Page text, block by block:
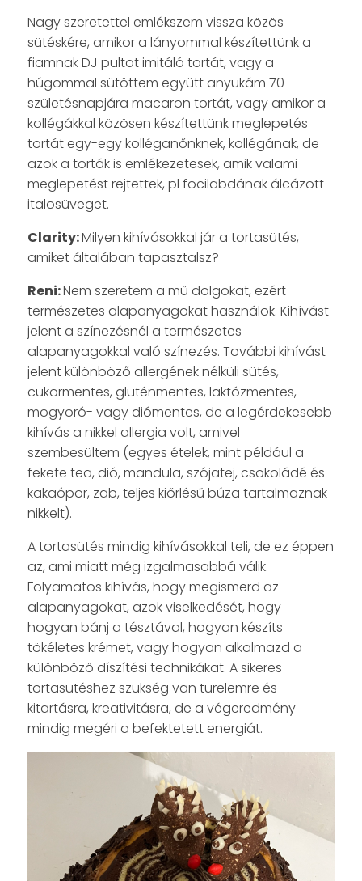
Nagy szeretettel emlékszem vissza közös
sütéskére, amikor a lányommal készítettünk a
fiamnak DJ pultot imitáló tortát, vagy a
húgommal sütöttem együtt anyukám 70
születésnapjára macaron tortát, vagy amikor a
kollégákkal közösen készítettünk meglepetés
tortát egy-egy kolléganőnknek, kollégának, de
azok a torták is emlékezetesek, amik valami
meglepetést rejtettek, pl focilabdának álcázott
italosüveget.
Clarity:Milyen kihívásokkal jár a tortasütés,
amiket általában tapasztalsz?
Reni:Nem szeretem a mű dolgokat, ezért
természetes alapanyagokat használok. Kihívást
jelent a színezésnél a természetes
alapanyagokkal való színezés. További kihívást
jelent különböző allergének nélküli sütés,
cukormentes, gluténmentes, laktózmentes,
mogyoró- vagy diómentes, de a legérdekesebb
kihívás a nikkel allergia volt, amivel
szembesültem (egyes ételek, mint például a
fekete tea, dió, mandula, szójatej, csokoládé és
kakaópor, zab, teljes kiőrlésű búza tartalmaznak
nikkelt).
A tortasütés mindig kihívásokkal teli, de ez éppen
az, ami miatt még izgalmasabbá válik.
Folyamatos kihívás, hogy megismerd az
alapanyagokat, azok viselkedését, hogy
hogyan bánj a tésztával, hogyan készíts
tökéletes krémet, vagy hogyan alkalmazd a
különböző díszítési technikákat. A sikeres
tortasütéshez szükség van türelemre és
kitartásra, kreativitásra, de a végeredmény
mindig megéri a befektetett energiát.